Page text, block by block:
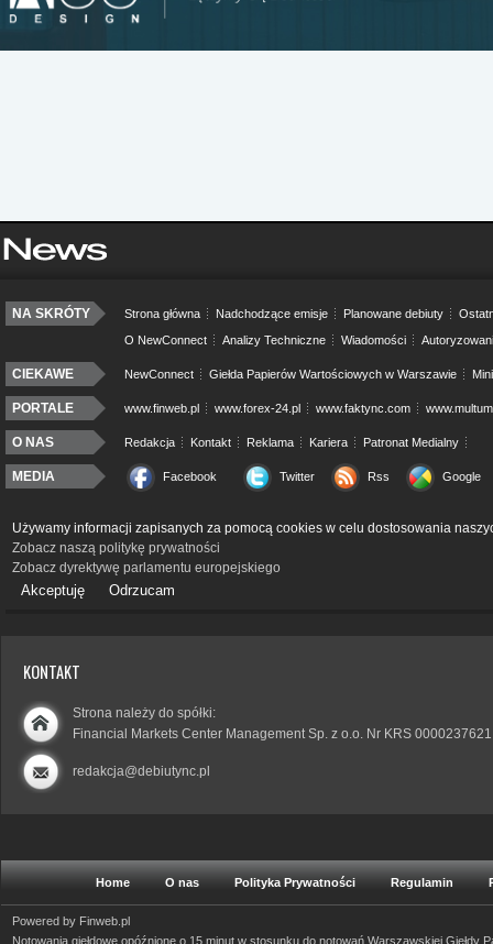
NA SKRÓTY Strona główna Nadchodzące emisje Planowane debiuty
O NewConnect
Analizy Techniczne Wiadomości
CIEKAWE NewConnect Giełda Papierów Wartościowych w Warszawie
PORTALE www.finweb.pl www.forex-24.pl www.faktync.com
O NAS Redakcja Kontakt Reklama Kariera Patronat Medialny
MEDIA Facebook Twitter Rss Google
Używamy informacji zapisanych za pomocą cookies w celu dostosowania
Zobacz naszą politykę prywatności
Zobacz dyrektywę parlamentu europejskiego
Akceptuję Odrzucam
KONTAKT
Strona należy do spółki:
Financial Markets Center Management Sp. z o.o. Nr KRS 0000237621
redakcja@debiutync.pl
Home O nas Polityka Prywatności Regulamin
Powered by Finweb.pl
Notowania giełdowe opóźnione o 15 minut w stosunku do notowań Warszawskiej Giełdy